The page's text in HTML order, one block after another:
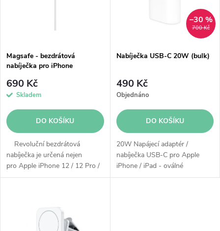
p
r
o
d
u
s
p
r
o
d
u
Magsafe - bezdrátová
nabíječka pro iPhone
690 Kč
Skladem
DO KOŠÍKU
Revoluční bezdrátová
nabíječka je určená nejen
pro Apple iPhone 12 / 12 Pro /
Pro Max / mini a novější.
magnety, díky...
700 Kč
–30 %
Nabíječka USB-C 20W (bulk)
490 Kč
Objednáno
DO KOŠÍKU
20W Napájecí adaptér /
nabíječka USB-C pro Apple
iPhone / iPad - oválné
provedení